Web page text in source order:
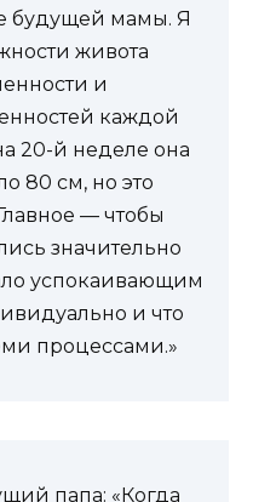
будущей мамы. Я
живота
и
каждой
20-й неделе она
80 см, но это
— чтобы
значительно
успокаивающим
и что
процессами.»
папа: «Когда